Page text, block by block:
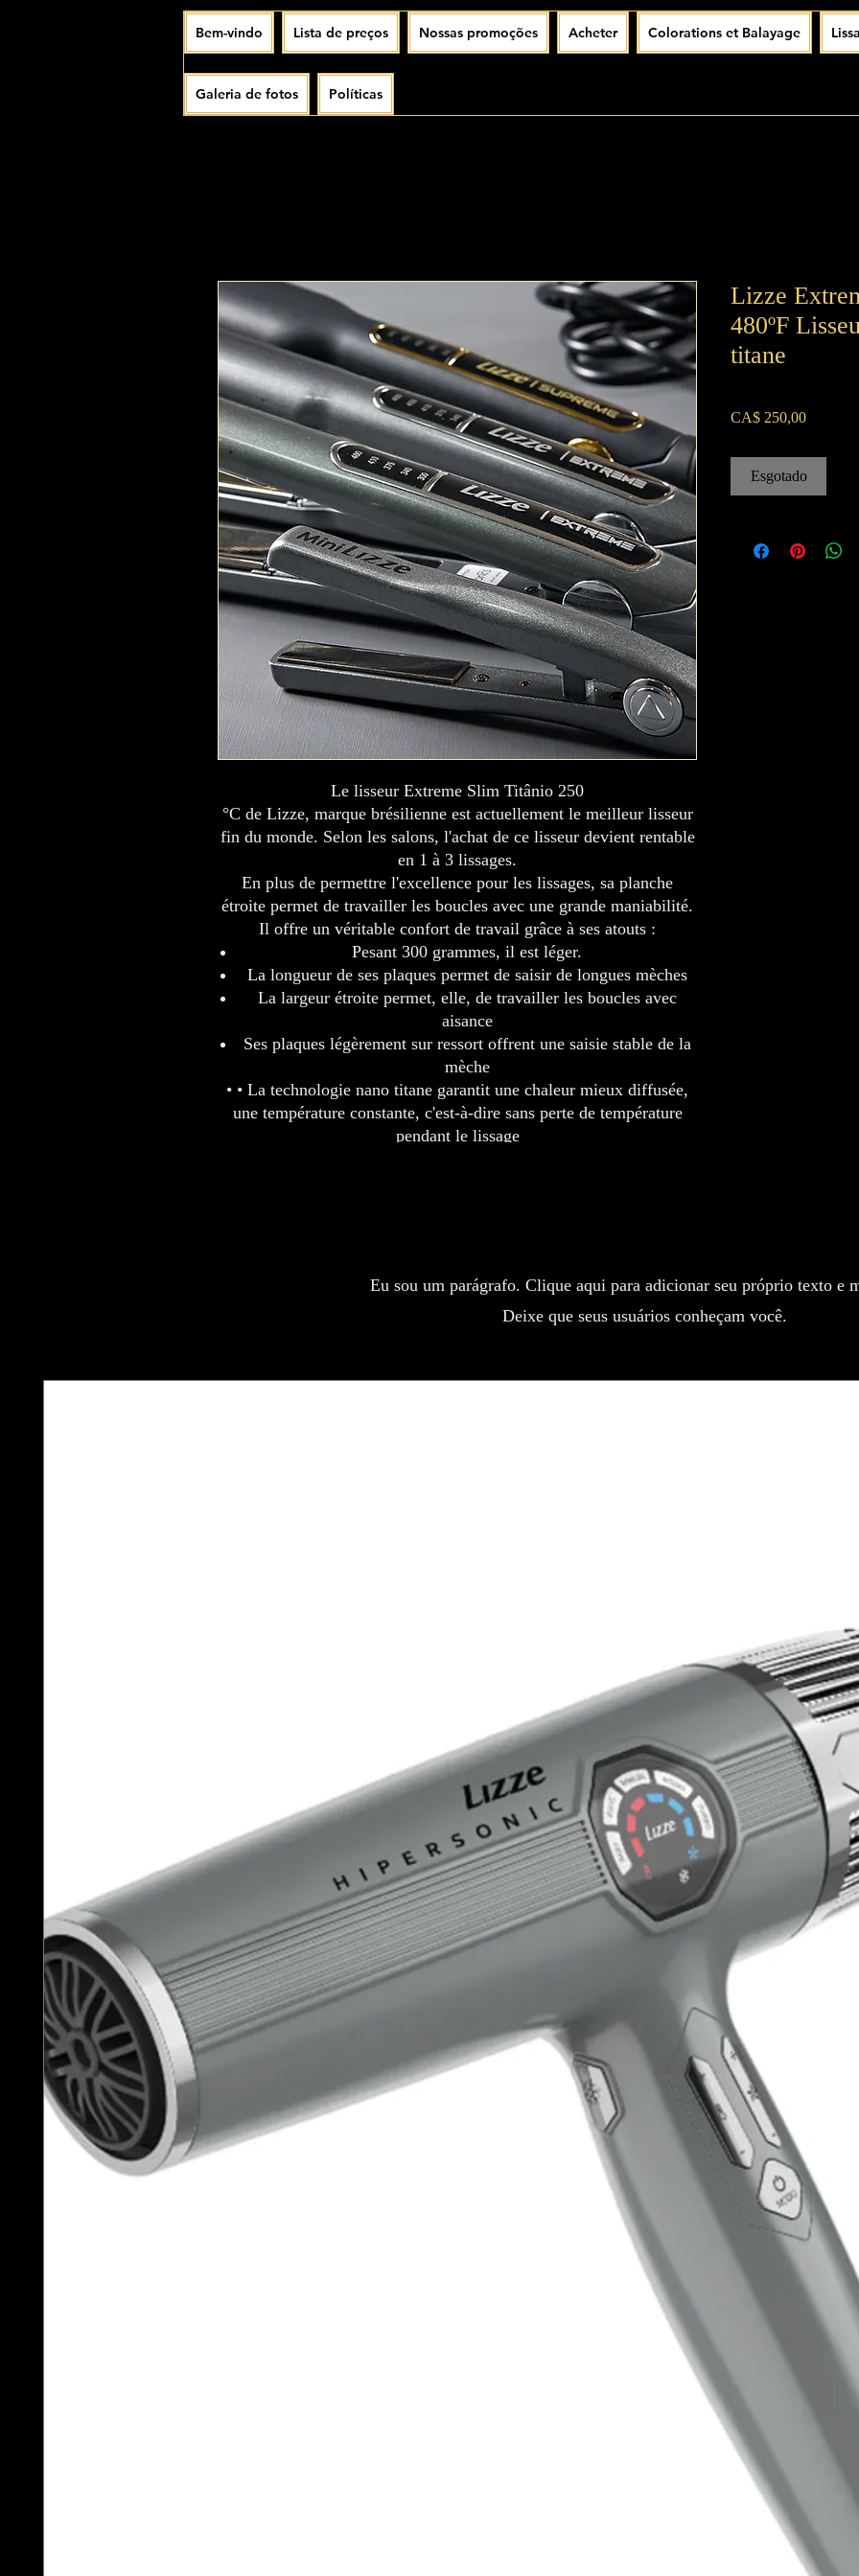
Bem-vindo Lista de preços Nossas promoções Acheter Colorations et Balayage
Galeria de fotos Políticas
Le lisseur Extreme Slim Titânio 250
°C de Lizze, marque brésilienne est actuellement le meilleur lisseur
fin du monde. Selon les salons, l'achat de ce lisseur devient rentable
en 1 à 3 lissages.
En plus de permettre l'excellence pour les lissages, sa planche
étroite permet de travailler les boucles avec une grande maniabilité.
Il offre un véritable confort de travail grâce à ses atouts :
Pesant 300 grammes, il est léger.
La longueur de ses plaques permet de saisir de longues mèches
La largeur étroite permet, elle, de travailler les boucles avec
aisance
Ses plaques légèrement sur ressort offrent une saisie stable de la
mèche
• • La technologie nano titane garantit une chaleur mieux diffusée,
une température constante, c'est-à-dire sans perte de température
pendant le lissage
Lizze
480ºF
titane
CA$ 250,00Preço
Esgotado
Eu sou um parágrafo. Clique aqui para adicionar seu próprio texto e
Deixe que seus usuários conheçam você.